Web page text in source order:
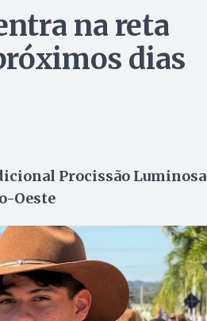
na reta
dias
Procissão Luminosa
Oeste